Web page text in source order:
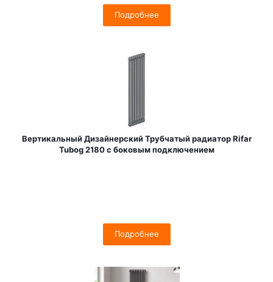
Подробнее
Вертикальный Дизайнерский Трубчатый радиатор Rifar
Tubog 2180 с боковым подключением
Подробнее